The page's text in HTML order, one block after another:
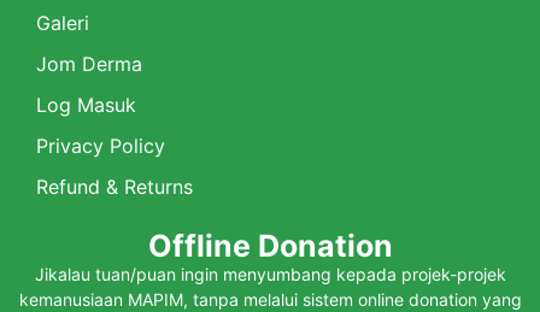
Galeri
Jom Derma
Log Masuk
Privacy Policy
Refund & Returns
Offline Donation
Jikalau tuan/puan ingin menyumbang kepada projek-projek
kemanusiaan MAPIM, tanpa melalui sistem online donation yang